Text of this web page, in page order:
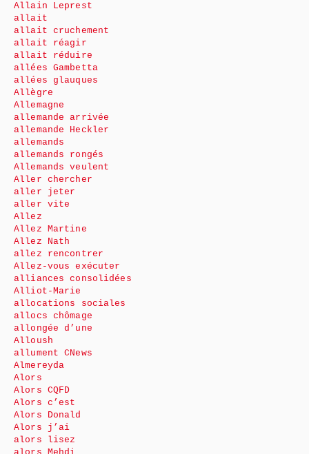
Allain Leprest
allait
allait cruchement
allait réagir
allait réduire
allées Gambetta
allées glauques
Allègre
Allemagne
allemande arrivée
allemande Heckler
allemands
allemands rongés
Allemands veulent
Aller chercher
aller jeter
aller vite
Allez
Allez Martine
Allez Nath
allez rencontrer
Allez-vous exécuter
alliances consolidées
Alliot-Marie
allocations sociales
allocs chômage
allongée d’une
Alloush
allument CNews
Almereyda
Alors
Alors CQFD
Alors c’est
Alors Donald
Alors j’ai
alors lisez